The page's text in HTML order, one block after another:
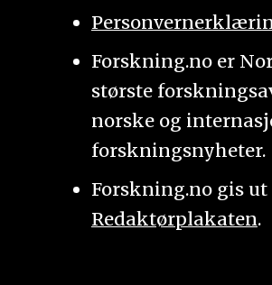
Forskning.no er
største
norske og
forskningsnyheter.
Forskning.no gis
Redaktørplakaten.